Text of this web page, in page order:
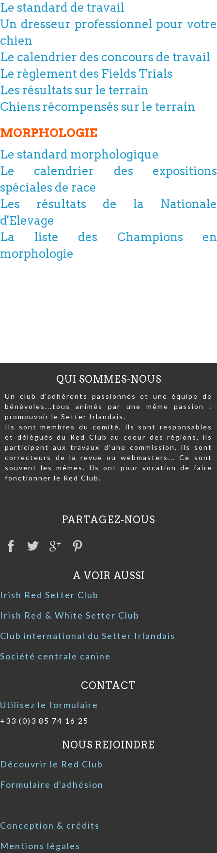
Le standard de travail
Un dresseur professionnel pour votre
chien
Le calendrier des concours de travail
Le règlement des Fields Trials
Les résultats sur le terrain
Chiens récompensés sur le terrain
MORPHOLOGIE
Le standard morphologique
Le calendrier des expositions
spéciales de race
Les résultats de la Nationale
d'Elevage
La liste des Champions en
morphologie
QUI SOMMES-NOUS
Un club d'adhérents passionnés et une équipe de
bénévoles...tous animés par une même passion :
promouvoir le Setter Irlandais.
Ils sont membres du comité, ils sont responsables
et délégués du Red Club au coeur des régions, ils
participent aux travaux d'une commission, ils sont
correcteurs de la revue ou webmasters... Ce sont
souvent les mêmes. Ils ont pour vocation de faire
fonctionner le Red Club.
PARTAGEZ-NOUS
A VOIR AUSSI
Irish Red Setter Club
Irish Red & White Setter Club
Club international du Setter Irlandais
Société centrale canine
CONTACT
Utilisez le formulaire
+33 (0)3 85 74 16 25
NOUS REJOINDRE
Découvrir le Red Club
Formulaire d'adhésion
Conception & crédits
Mentions légales